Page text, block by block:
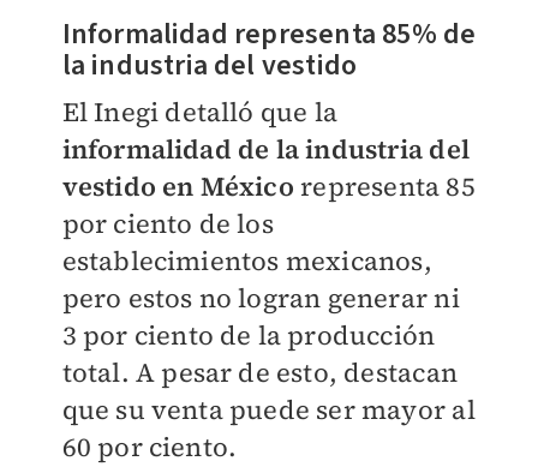
Informalidad representa 85% de
la industria del vestido
El Inegi detalló que la
informalidad de la industria del
vestido en México representa 85
por ciento de los
establecimientos mexicanos,
pero estos no logran generar ni
3 por ciento de la producción
total. A pesar de esto, destacan
que su venta puede ser mayor al
60 por ciento.